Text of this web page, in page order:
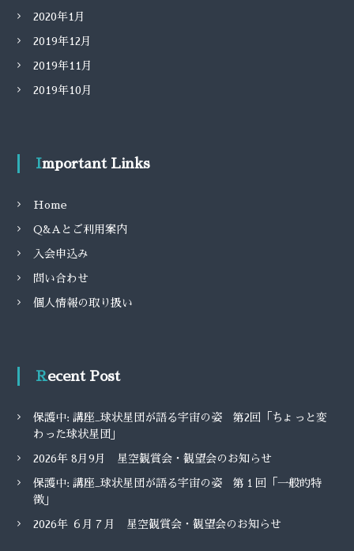
2020年1月
2019年12月
2019年11月
2019年10月
Important Links
Home
Q&Aとご利用案内
入会申込み
問い合わせ
個人情報の取り扱い
Recent Post
保護中: 講座_球状星団が語る宇宙の姿 第2回「ちょっと変
わった球状星団」
2026年 8月9月 星空観賞会・観望会のお知らせ
保護中: 講座_球状星団が語る宇宙の姿 第１回「一般的特
徴」
2026年 ６月７月 星空観賞会・観望会のお知らせ